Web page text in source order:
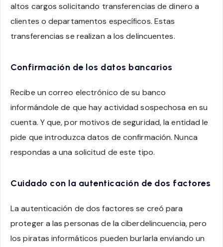
altos cargos solicitando transferencias de dinero a
clientes o departamentos específicos. Estas
transferencias se realizan a los delincuentes.
Confirmación de los datos bancarios
Recibe un correo electrónico de su banco
informándole de que hay actividad sospechosa en su
cuenta. Y que, por motivos de seguridad, la entidad le
pide que introduzca datos de confirmación. Nunca
respondas a una solicitud de este tipo.
Cuidado con la autenticación de dos factores
La autenticación de dos factores se creó para
proteger a las personas de la ciberdelincuencia, pero
los piratas informáticos pueden burlarla enviando un